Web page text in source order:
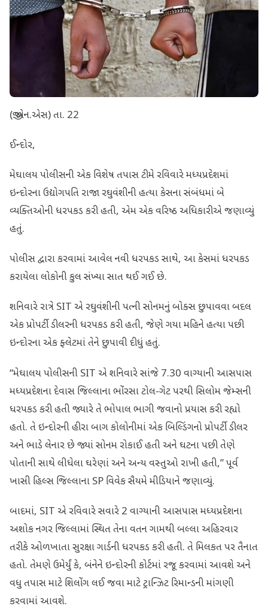
(જી.એન.એસ) તા. 22
ઈન્દોર,
મેઘાલય પોલીસની એક વિશેષ તપાસ ટીમે રવિવારે મધ્યપ્રદેશમાં
ઇન્દોરના ઉદ્યોગપતિ રાજા રઘુવંશીની હત્યા કેસના સંબંધમાં બે
વ્યક્તિઓની ધરપકડ કરી હતી, એમ એક વરિષ્ઠ અધિકારીએ જણાવ્યું
હતું.
પોલીસ દ્વારા કરવામાં આવેલ નવી ધરપકડ સાથે, આ કેસમાં ધરપકડ
કરાયેલા લોકોની કુલ સંખ્યા સાત થઈ ગઈ છે.
શનિવારે રાત્રે SIT એ રઘુવંશીની પત્ની સોનમનું બોક્સ છુપાવવા બદલ
એક પ્રોપર્ટી ડીલરની ધરપકડ કરી હતી, જેણે ગયા મહિને હત્યા પછી
ઇન્દોરના એક ફ્લેટમાં તેને છુપાવી દીધું હતું.
“મેઘાલય પોલીસની SIT એ શનિવારે સાંજે 7.30 વાગ્યાની આસપાસ
મધ્યપ્રદેશના દેવાસ જિલ્લાના ભોંરસા ટોલ-ગેટ પરથી સિલોમ જેમ્સની
ધરપકડ કરી હતી જ્યારે તે ભોપાલ ભાગી જવાનો પ્રયાસ કરી રહ્યો
હતો. તે ઇન્દોરની હીરા બાગ કોલોનીમાં એક બિલ્ડિંગનો પ્રોપર્ટી ડીલર
અને ભાડે લેનાર છે જ્યાં સોનમ રોકાઈ હતી અને ઘટના પછી તેણે
પોતાની સાથે લીધેલા ઘરેણાં અને અન્ય વસ્તુઓ રાખી હતી,” પૂર્વ
ખાસી હિલ્સ જિલ્લાના SP વિવેક સૈયમે મીડિયાને જણાવ્યું.
બાદમાં, SIT એ રવિવારે સવારે 2 વાગ્યાની આસપાસ મધ્યપ્રદેશના
અશોક નગર જિલ્લામાં સ્થિત તેના વતન ગામથી બલ્લા અહિરવાર
તરીકે ઓળખાતા સુરક્ષા ગાર્ડની ધરપકડ કરી હતી. તે મિલકત પર તૈનાત
હતો. તેમણે ઉમેર્યું કે, બંનેને ઇન્દોરની કોર્ટમાં રજૂ કરવામાં આવશે અને
વધુ તપાસ માટે શિલોંગ લઈ જવા માટે ટ્રાન્ઝિટ રિમાન્ડની માંગણી
કરવામાં આવશે.